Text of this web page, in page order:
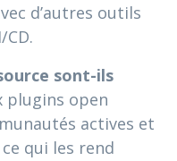
d’autres outils
sont-ils
plugins open
actives et
qui les rend